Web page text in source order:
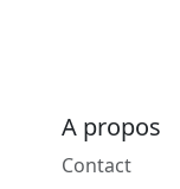
A propos
Contact